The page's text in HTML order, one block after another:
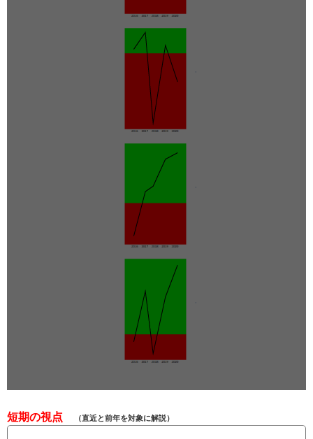
短期の視点 （直近と前年を対象に解説）